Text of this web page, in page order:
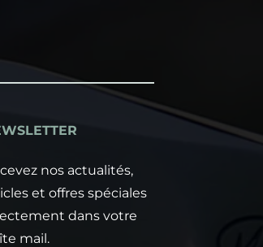
nos actualités,
et offres spéciales
dans votre
mail.